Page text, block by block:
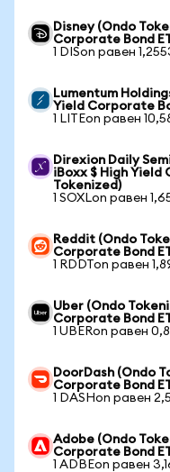
Disney (Ondo
Corporate Bond
1 DISon равен
Lumentum
Yield Corporate
1 LITEon равен
Direxion Daily
iBoxx $ High Yield
Tokenized)
1 SOXLon равен
Reddit (Ondo
Corporate Bond
1 RDDTon равен
Uber (Ondo
Corporate Bond
1 UBERon равен
DoorDash (Ondo
Corporate Bond
1 DASHon равен
Adobe (Ondo
Corporate Bond
1 ADBEon равен